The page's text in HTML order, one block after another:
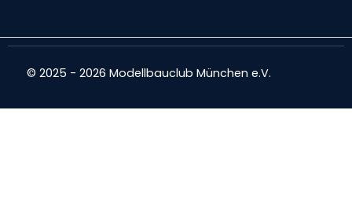
© 2025 - 2026 Modellbauclub München e.V.